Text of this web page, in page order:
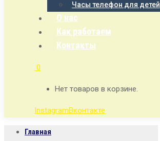
Часы телефон для детей
О нас
Как работаем
Контакты
0
Нет товаров в корзине.
InstagramВконтакте
Главная